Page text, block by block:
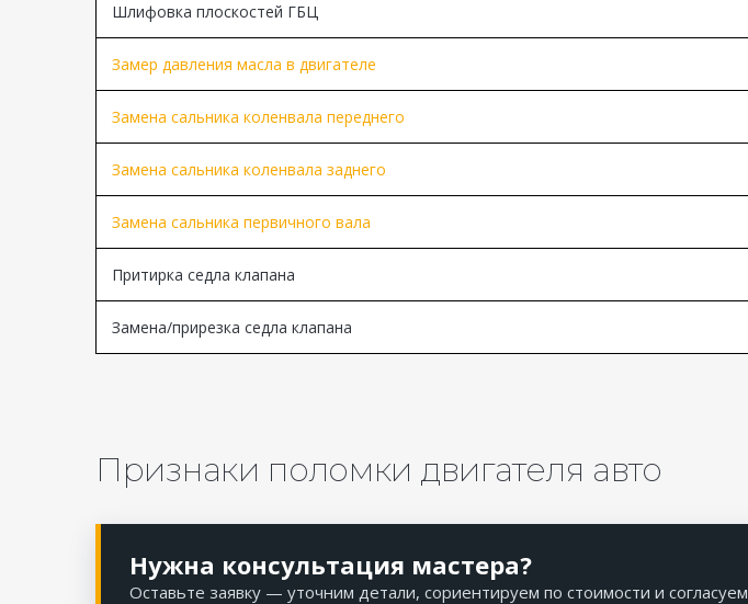
Шлифовка плоскостей ГБЦ
Замер давления масла в двигателе
Замена сальника коленвала переднего
Замена сальника коленвала заднего
Замена сальника первичного вала
Притирка седла клапана
Замена/прирезка седла клапана
Признаки поломки двигателя авто
Нужна консультация мастера?
Оставьте заявку — уточним детали, сориентируем по стоимости и согласуем